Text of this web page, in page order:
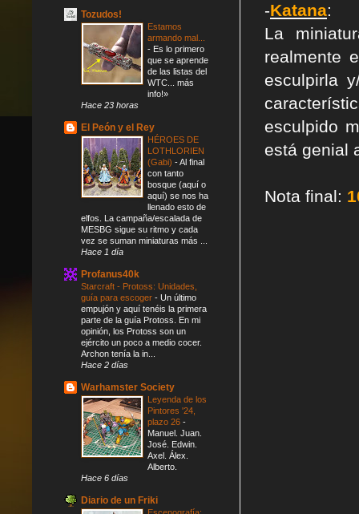
-Katana:
La
realmente
esculpirla
esculpido
está genial
Nota final:
Tozudos!
Estamos
armando mal...
- Es lo primero
que se aprende
de las listas del
WTC... más
info!»
Hace 23 horas
El Peón y el Rey
HÉROES DE
LOTHLORIEN
(Gabi) -Al final
con tanto
bosque (aquí o
aquí) se nos ha
llenado esto de
elfos. La campaña/escalada de
MESBG sigue su ritmo y cada
vez se suman miniaturas más ...
Hace 1 día
Profanus40k
Starcraft - Protoss: Unidades,
guía para escoger - Un último
empujón y aquí tenéis la primera
parte de la guía Protoss. En mi
opinión, los Protoss son un
ejército un poco a medio cocer.
Archon tenía la in...
Hace 2 días
Warhamster Society
Leyenda de los
Pintores '24,
plazo 26 -
Manuel. Juan.
José. Edwin.
Axel. Álex.
Alberto.
Hace 6 días
Diario de un Friki